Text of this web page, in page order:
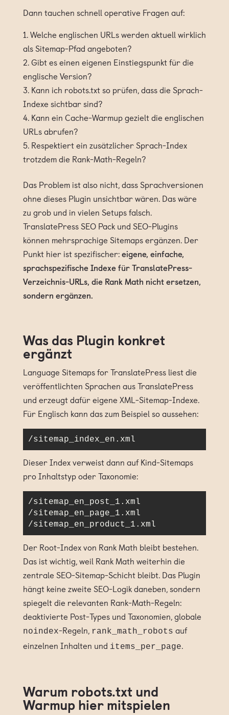
Dann tauchen schnell operative Fragen auf:
Welche englischen URLs werden aktuell wirklich
als Sitemap-Pfad angeboten?
Gibt es einen eigenen Einstiegspunkt für die
englische Version?
Kann ich robots.txt so prüfen, dass die Sprach-
Indexe sichtbar sind?
Kann ein Cache-Warmup gezielt die englischen
URLs abrufen?
Respektiert ein zusätzlicher Sprach-Index
trotzdem die Rank-Math-Regeln?
Das Problem ist also nicht, dass Sprachversionen
ohne dieses Plugin unsichtbar wären. Das wäre
zu grob und in vielen Setups falsch.
TranslatePress SEO Pack und SEO-Plugins
können mehrsprachige Sitemaps ergänzen. Der
Punkt hier ist spezifischer:eigene, einfache,
sprachspezifische Indexe für TranslatePress-
Verzeichnis-URLs, die Rank Math nicht ersetzen,
sondern ergänzen.
Was das Plugin konkret
ergänzt
Language Sitemaps for TranslatePress liest die
veröffentlichten Sprachen aus TranslatePress
und erzeugt dafür eigene XML-Sitemap-Indexe.
Für Englisch kann das zum Beispiel so aussehen:
/sitemap_index_en.xml
Dieser Index verweist dann auf Kind-Sitemaps
pro Inhaltstyp oder Taxonomie:
/sitemap_en_post_1.xml
/sitemap_en_page_1.xml
/sitemap_en_product_1.xml
Der Root-Index von Rank Math bleibt bestehen.
Das ist wichtig, weil Rank Math weiterhin die
zentrale SEO-Sitemap-Schicht bleibt. Das Plugin
hängt keine zweite SEO-Logik daneben, sondern
spiegelt die relevanten Rank-Math-Regeln:
deaktivierte Post-Types und Taxonomien, globale
noindex-Regeln, rank_math_robots auf
einzelnen Inhalten und items_per_page.
Warum robots.txt und
Warmup hier mitspielen